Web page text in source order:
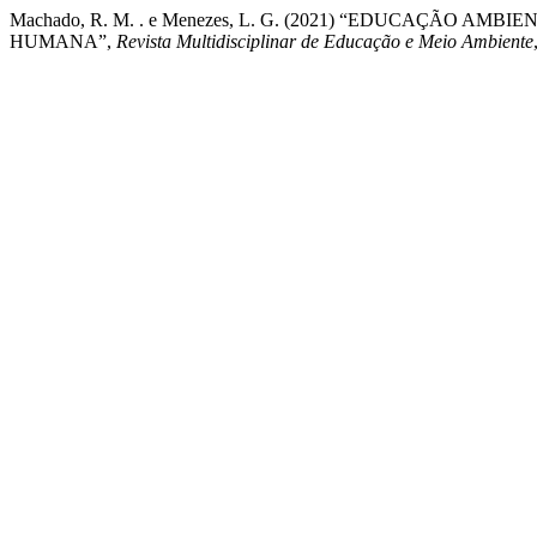
Machado, R. M. . e Menezes, L. G. (2021) “EDUCAÇÃO
HUMANA”, Revista Multidisciplinar de Educação e Meio Ambiente